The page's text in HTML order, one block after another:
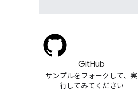
GitHub
サンプルをフォークして、実
行してみてください